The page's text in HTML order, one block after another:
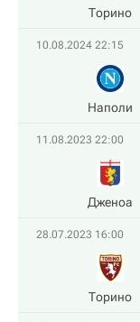
Торино
10.08.2024 22:15
Наполи
11.08.2023 22:00
Дженоа
28.07.2023 16:00
Торино